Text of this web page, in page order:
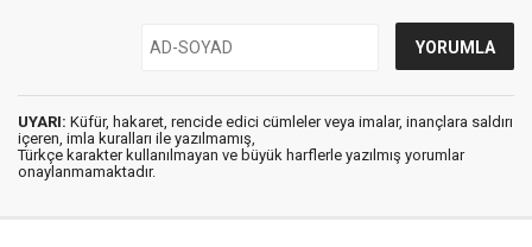
UYARI: Küfür, hakaret, rencide edici cümleler veya imalar, inançlara saldırı
içeren, imla kuralları ile yazılmamış,
Türkçe karakter kullanılmayan ve büyük harflerle yazılmış yorumlar
onaylanmamaktadır.